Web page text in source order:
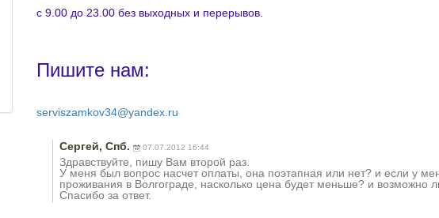
с 9.00 до 23.00 без выходных и перерывов.
Пишите нам:
serviszamkov34@yandex.ru
Сергей, Спб. 07.07.2012 16:44
Здравствуйте, пишу Вам второй раз.
У меня был вопрос насчет оплаты, она поэтапная или нет? и если у
проживания в Волгограде, насколько цена будет меньше? и возможно
Спасибо за ответ.